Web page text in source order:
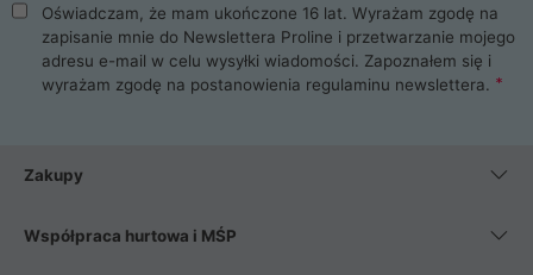
Oświadczam, że mam ukończone 16 lat. Wyrażam zgodę na
zapisanie mnie do Newslettera Proline i przetwarzanie mojego
adresu e-mail w celu wysyłki wiadomości. Zapoznałem się i
wyrażam zgodę na postanowienia regulaminu newslettera.
Zakupy
Współpraca hurtowa i MŚP